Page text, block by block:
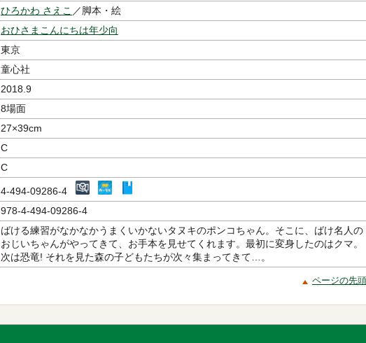
ひろかわ さえこ ／脚本・絵
おひさまこんにちは年少向
東京
童心社
2018.9
8場面
27×39cm
C
C
4-494-09286-4
978-4-494-09286-4
ばける練習がなかなかうまくいかないタヌキのポンコちゃん。そこに、ばけ名人の
おじいちゃんがやってきて、お手本を見せてくれます。最初に変身したのはクマ。
次は恐竜! それを見た森の子どもたちが次々集まってきて…。
ページの先